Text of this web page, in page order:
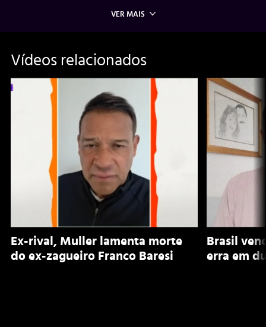
VER MAIS
Vídeos relacionados
Ex-rival, Muller lamenta morte
do ex-zagueiro Franco Baresi
Brasil
erra em